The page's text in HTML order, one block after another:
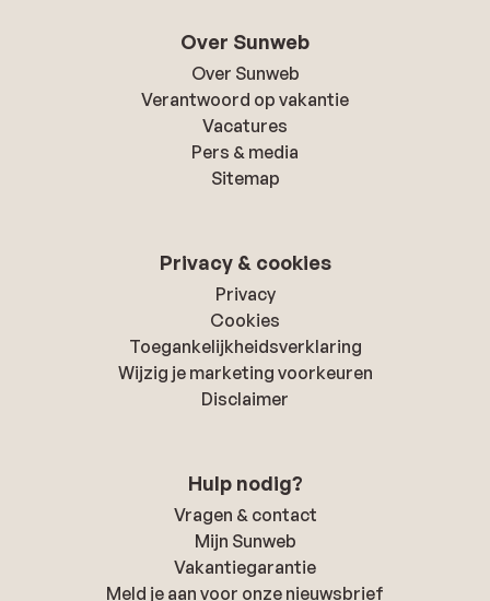
Over Sunweb
Over Sunweb
Verantwoord op vakantie
Vacatures
Pers & media
Sitemap
Privacy & cookies
Privacy
Cookies
Toegankelijkheidsverklaring
Wijzig je marketing voorkeuren
Disclaimer
Hulp nodig?
Vragen & contact
Mijn Sunweb
Vakantiegarantie
Meld je aan voor onze nieuwsbrief